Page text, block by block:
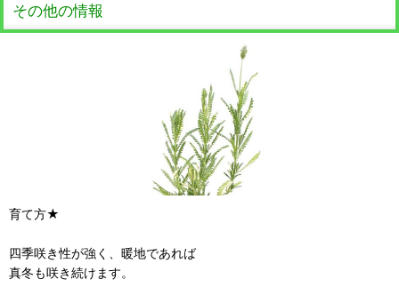
その他の情報
育て方★
四季咲き性が強く、暖地であれば
真冬も咲き続けます。